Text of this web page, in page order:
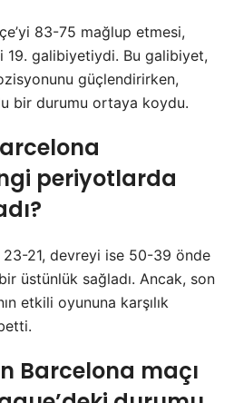
83-75 mağlup etmesi,
19. galibiyetiydi. Bu galibiyet,
güçlendirirken,
bir durumu ortaya koydu.
periyotlarda
21, devreyi ise 50-39 önde
üstünlük sağladı. Ancak, son
etkili oyununa karşılık
Barcelona maçı